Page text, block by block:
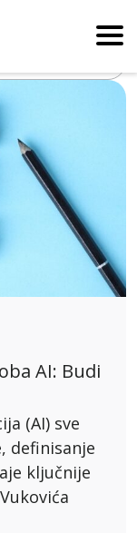
AI: Budi
(AI) sve
definisanje
ključnije